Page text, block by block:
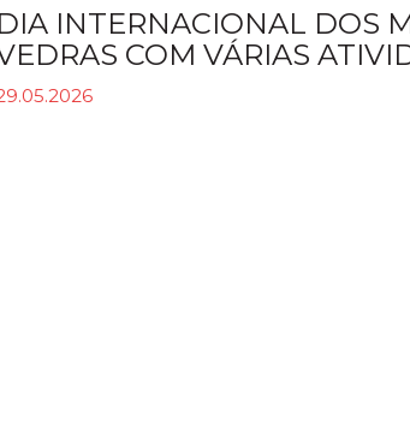
DIA INTERNACIONAL DOS
COM VÁRIAS